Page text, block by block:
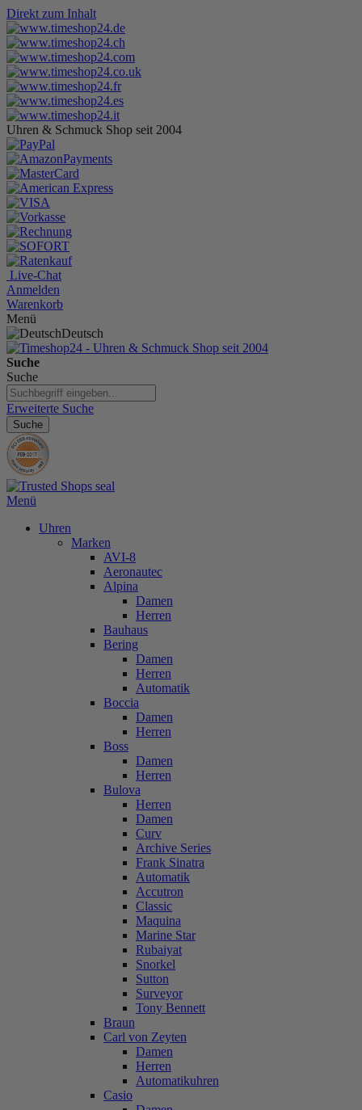
Direkt zum Inhalt
Uhren & Schmuck Shop seit 2004
Live-Chat
Anmelden
Warenkorb
Menü
Deutsch
Suche
Suche
Erweiterte Suche
Suche
Menü
Uhren
Marken
AVI-8
Aeronautec
Alpina
Damen
Herren
Bauhaus
Bering
Damen
Herren
Automatik
Boccia
Damen
Herren
Boss
Damen
Herren
Bulova
Herren
Damen
Curv
Archive Series
Frank Sinatra
Automatik
Accutron
Classic
Maquina
Marine Star
Rubaiyat
Snorkel
Sutton
Surveyor
Tony Bennett
Braun
Carl von Zeyten
Damen
Herren
Automatikuhren
Casio